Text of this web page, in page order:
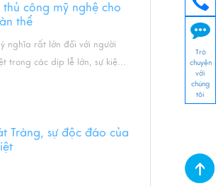
thủ công mỹ nghệ cho
thể
nghĩa rất lớn đối với người
trong các dịp lễ lớn, sự kiệ...
Tràng, sự độc đáo của
Trò
chuyện
với
chúng
tôi